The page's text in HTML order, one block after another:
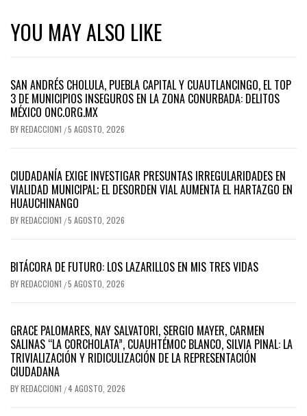
YOU MAY ALSO LIKE
SAN ANDRÉS CHOLULA, PUEBLA CAPITAL Y CUAUTLANCINGO, EL TOP
3 DE MUNICIPIOS INSEGUROS EN LA ZONA CONURBADA: DELITOS
MÉXICO ONC.ORG.MX
BYREDACCION1 /5 AGOSTO, 2026
CIUDADANÍA EXIGE INVESTIGAR PRESUNTAS IRREGULARIDADES EN
VIALIDAD MUNICIPAL; EL DESORDEN VIAL AUMENTA EL HARTAZGO EN
HUAUCHINANGO
BYREDACCION1 /5 AGOSTO, 2026
BITÁCORA DE FUTURO: LOS LAZARILLOS EN MIS TRES VIDAS
BYREDACCION1 /5 AGOSTO, 2026
GRACE PALOMARES, NAY SALVATORI, SERGIO MAYER, CARMEN
SALINAS “LA CORCHOLATA”, CUAUHTÉMOC BLANCO, SILVIA PINAL: LA
TRIVIALIZACIÓN Y RIDICULIZACIÓN DE LA REPRESENTACIÓN
CIUDADANA
BYREDACCION1 /4 AGOSTO, 2026